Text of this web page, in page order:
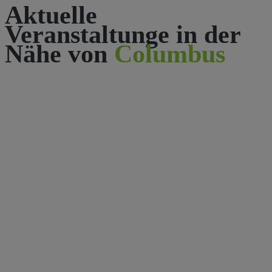
Aktuelle
Veranstaltunge in der
Nähe von Columbus